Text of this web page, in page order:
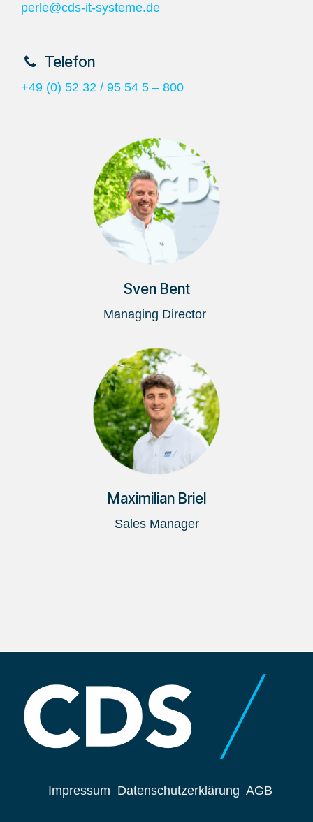
perle@cds-it-systeme.de
​Telefon
+49 (0) 52 32 / 95 54 5 – 800
Sven Bent
Managing Director
Maximilian Briel
Sales Manager
Impressum Datenschutzerklärung AGB